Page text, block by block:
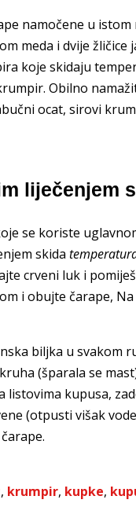
namočene u
meda i dvije
koje skidaju
Obilno
ocat, sirovi
liječenjem
se koriste
skida
crveni luk i
i obujte čarape,
biljka u
(šparala se
kupusa,
(otpusti višak
, krumpir, kupke,